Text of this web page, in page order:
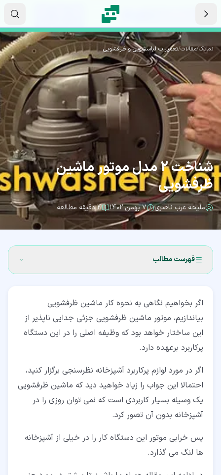
نماتک/مقالات/تعمیرات لباسشویی و ظرفشویی
شناخت 2 مدل موتور ماشین
ظرفشویی
ملیحه عرب ناصری ۷ بهمن ۱۴۰۲ ۴ دقیقه مطالعه
فهرست مطالب
۲‏- انواع موتورهای ماشین ظرفشویی
۳‏- نحوه تست موتور ماشین ظرفشویی
۴‏- کلام آخر
اگر بخواهیم نگاهی به نحوه کار ماشین ظرفشویی
بیاندازیم، موتور ماشین ظرفشویی جزئی جدایی ناپذیر از
این ساختار خواهد بود که وظیفه اصلی را در این دستگاه
پرکاربرد برعهده دارد.
اگر در مورد لوازم پرکاربرد آشپزخانه نظرسنجی برگزار کنید،
احتمالا این جواب را زیاد خواهید دید که ماشین ظرفشویی
یک وسیله بسیار کاربردی است که نمی توان روزی را در
آشپزخانه بدون آن تصور کرد.
پس خرابی موتور این دستگاه کار را در خیلی از آشپزخانه
ها لنگ می گذارد.